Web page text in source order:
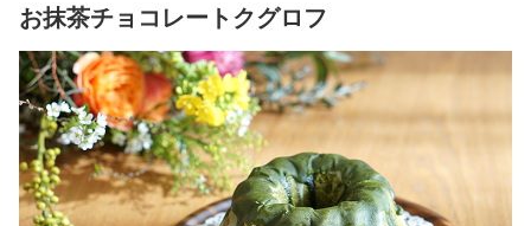
お抹茶チョコレートクグロフ